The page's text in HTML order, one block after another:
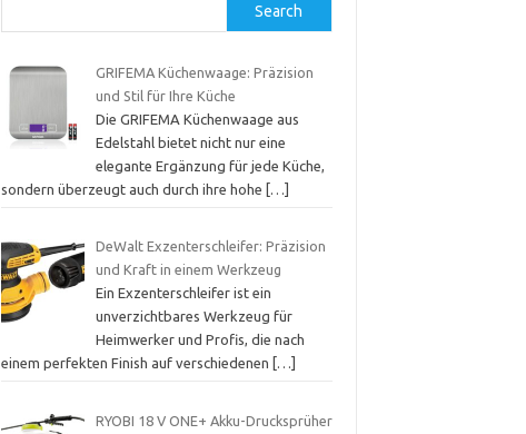
Search
GRIFEMA Küchenwaage: Präzision
und Stil für Ihre Küche
Die GRIFEMA Küchenwaage aus
Edelstahl bietet nicht nur eine
elegante Ergänzung für jede Küche,
sondern überzeugt auch durch ihre hohe
[…]
DeWalt Exzenterschleifer: Präzision
und Kraft in einem Werkzeug
Ein Exzenterschleifer ist ein
unverzichtbares Werkzeug für
Heimwerker und Profis, die nach
einem perfekten Finish auf verschiedenen
[…]
RYOBI 18 V ONE+ Akku-Drucksprüher